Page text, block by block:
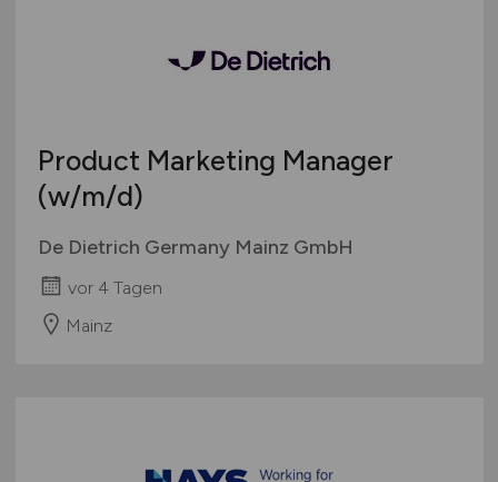
Product Marketing Manager
(w/m/d)
De Dietrich Germany Mainz GmbH
vor 4 Tagen
Mainz